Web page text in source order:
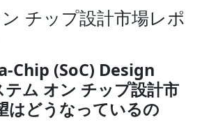
チップ設計市場レポ
Chip (SoC) Design
ム オン チップ設計市
はどうなっているの